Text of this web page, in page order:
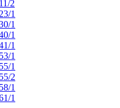
2
1
1
1
1
1
1
2
1
1